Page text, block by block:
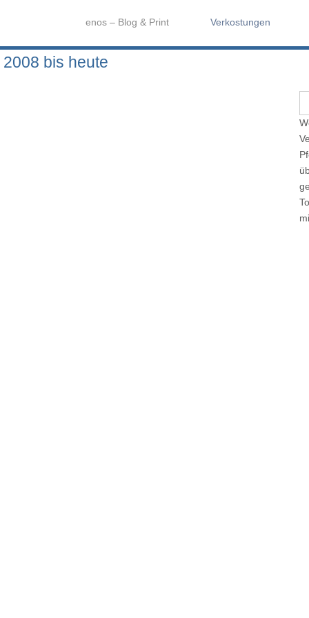
enos – Blog & Print Verkostungen
bis heute
e
f